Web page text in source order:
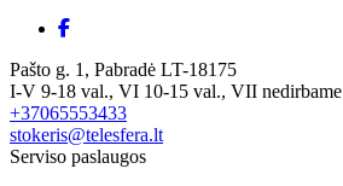
Pašto g. 1, Pabradė LT-18175
I-V 9-18 val., VI 10-15 val., VII nedirbame
+37065553433
stokeris@telesfera.lt
Serviso paslaugos